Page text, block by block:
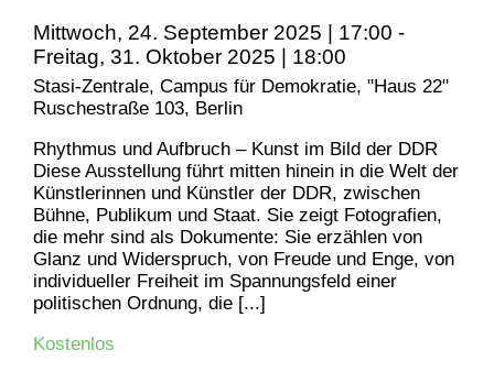
Mittwoch, 24. September 2025 | 17:00 -
Freitag, 31. Oktober 2025 | 18:00
Stasi-Zentrale, Campus für Demokratie, "Haus 22"
Ruschestraße 103, Berlin
Rhythmus und Aufbruch – Kunst im Bild der DDR
Diese Ausstellung führt mitten hinein in die Welt der
Künstlerinnen und Künstler der DDR, zwischen
Bühne, Publikum und Staat. Sie zeigt Fotografien,
die mehr sind als Dokumente: Sie erzählen von
Glanz und Widerspruch, von Freude und Enge, von
individueller Freiheit im Spannungsfeld einer
politischen Ordnung, die [...]
Kostenlos